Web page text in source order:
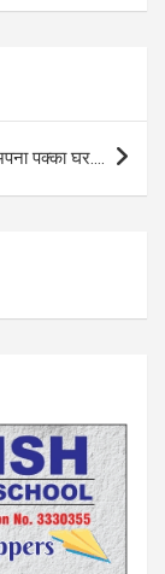
ar
पक्का घर….